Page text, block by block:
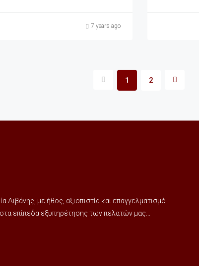
7 years ago
1 2
Διβάνης, με ήθος, αξιοπιστία και επαγγελματισμό
επίπεδα εξυπηρέτησης των πελατών μας...